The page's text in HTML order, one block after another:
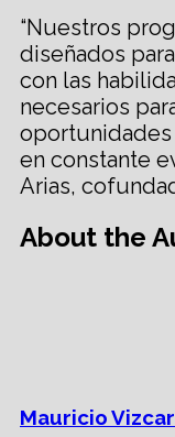
“Nuestros
diseñados
con las
necesarios
oportunidades
en constante
Arias,
About the
Mauricio